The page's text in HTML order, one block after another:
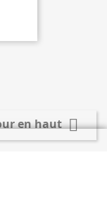
en haut 